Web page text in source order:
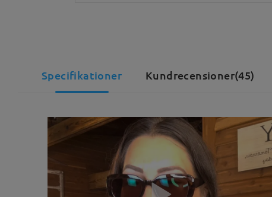
Specifikationer Kundrecensioner(45)